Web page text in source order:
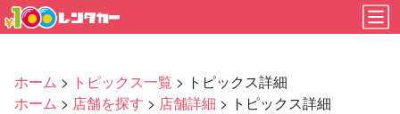
ホーム > トピックス一覧 > トピックス詳細
ホーム > 店舗を探す > 店舗詳細 > トピックス詳細